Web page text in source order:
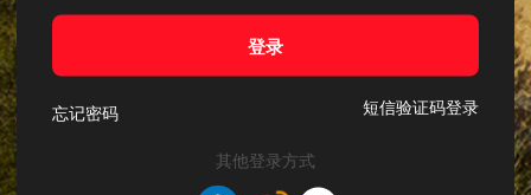
登录
忘记密码 短信验证码登录
其他登录方式